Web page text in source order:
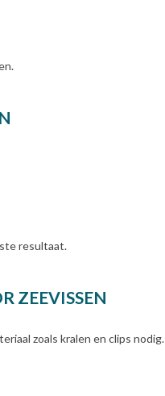
resultaat.
ZEEVISSEN
zoals kralen en clips nodig.